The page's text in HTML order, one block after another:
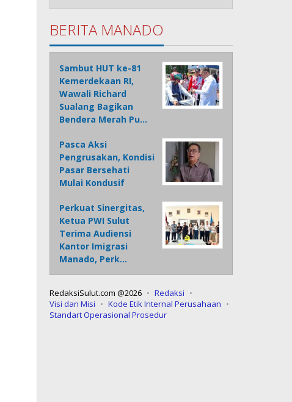
BERITA MANADO
Sambut HUT ke-81
Kemerdekaan RI,
Wawali Richard
Sualang Bagikan
Bendera Merah Pu…
Pasca Aksi
Pengrusakan, Kondisi
Pasar Bersehati
Mulai Kondusif
Perkuat Sinergitas,
Ketua PWI Sulut
Terima Audiensi
Kantor Imigrasi
Manado, Perk…
RedaksiSulut.com @2026
Redaksi
Visi dan Misi
Kode Etik Internal Perusahaan
Standart Operasional Prosedur